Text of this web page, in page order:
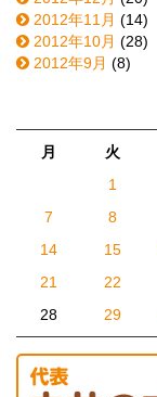
2012年11月 (14)
2012年10月 (28)
2012年9月 (8)
月 火
1
7
8
14
15
21
22
28
29